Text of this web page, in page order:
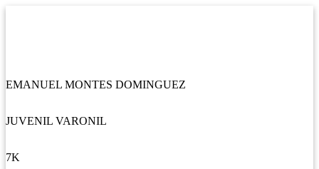
EMANUEL MONTES DOMINGUEZ
JUVENIL VARONIL
7K